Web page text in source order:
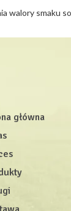
walory smaku
główna